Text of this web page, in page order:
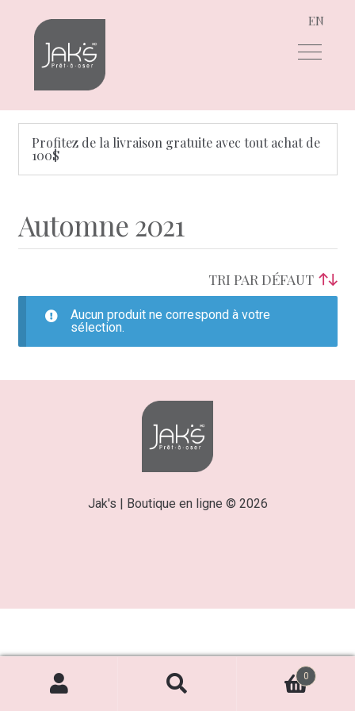
Aller
navigation
Aller
contenu
EN
Profitez de la livraison gratuite avec tout achat de
100$
Automne 2021
Aucun produit ne correspond à votre
sélection.
Jak's | Boutique en ligne © 2026
0